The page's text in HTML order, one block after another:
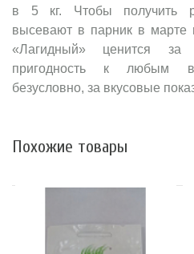
в 5 кг. Чтобы получить
высевают в парник в марте
«Лагидный» ценится за
пригодность к любым
безусловно, за вкусовые
Похожие товары